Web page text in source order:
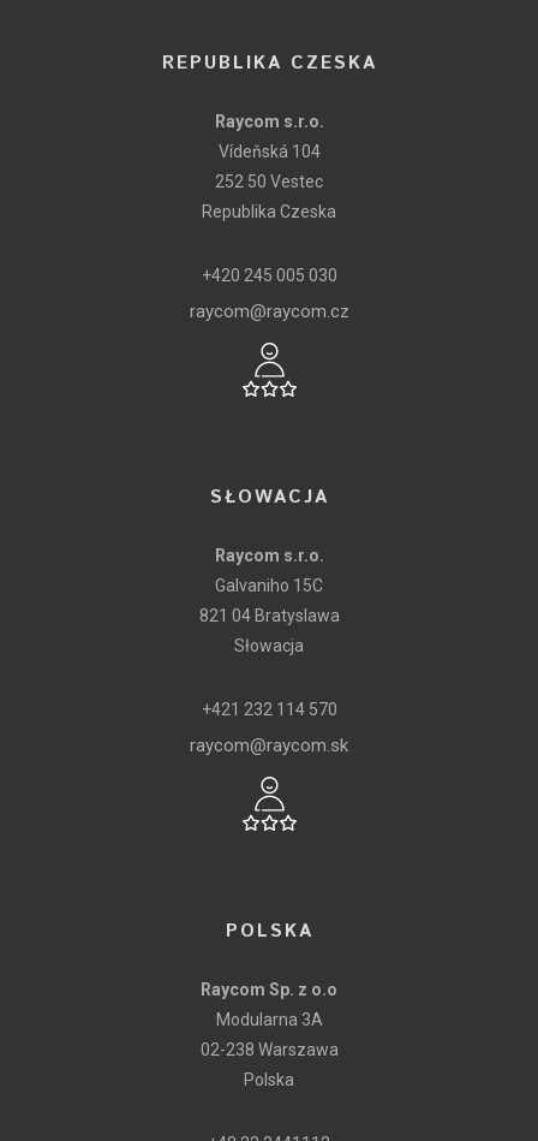
REPUBLIKA CZESKA
Raycom s.r.o.
Vídeňská 104
252 50 Vestec
Republika Czeska
+420 245 005 030
raycom@raycom.cz
SŁOWACJA
Raycom s.r.o.
Galvaniho 15C
821 04 Bratyslawa
Słowacja
+421 232 114 570
raycom@raycom.sk
POLSKA
Raycom Sp. z o.o
Modularna 3A
02-238 Warszawa
Polska